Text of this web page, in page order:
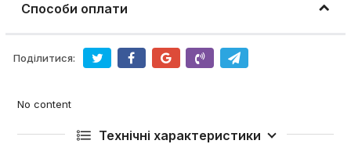
Способи оплати
Поділитися:
No content
Технічні характеристики